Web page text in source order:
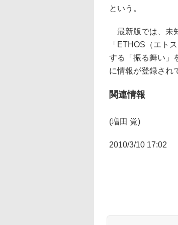
という。
最新版では、未
「ETHOS（エト
する「振る舞い」
に情報が登録され
関連情報
(増田 覚)
2010/3/10 17:02